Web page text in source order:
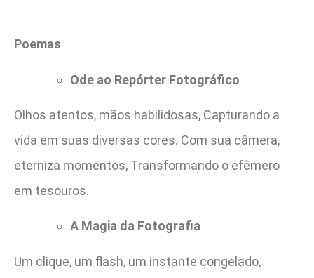
Poemas
Ode ao Repórter Fotográfico
Olhos atentos, mãos habilidosas, Capturando a
vida em suas diversas cores. Com sua câmera,
eterniza momentos, Transformando o efêmero
em tesouros.
A Magia da Fotografia
Um clique, um flash, um instante congelado,